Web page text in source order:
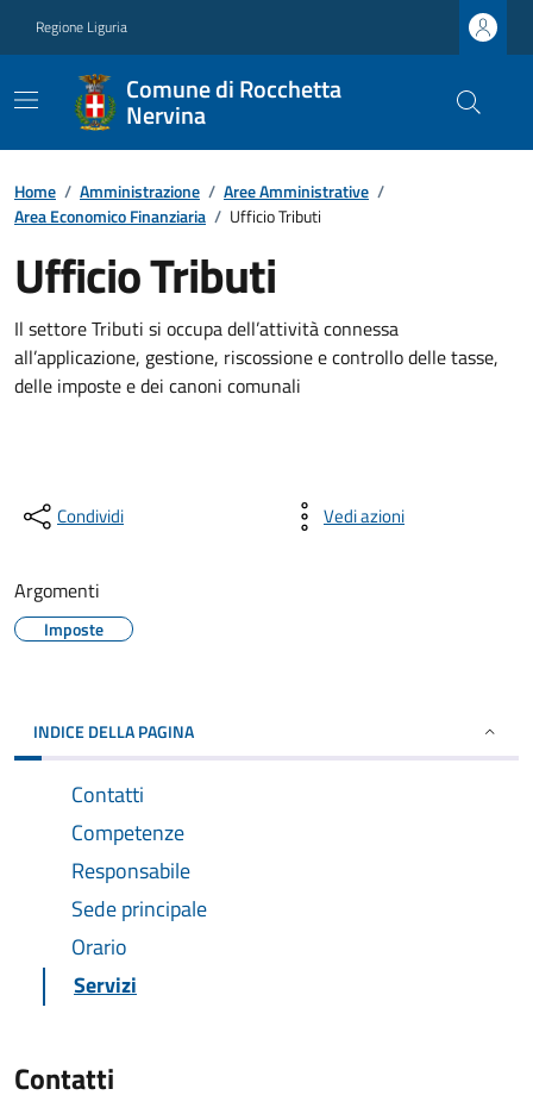
Regione Liguria
Comune di Rocchetta
Nervina
Home / Amministrazione / Aree Amministrative /
Area Economico Finanziaria / Ufficio Tributi
Ufficio Tributi
Il settore Tributi si occupa dell’attività connessa
all’applicazione, gestione, riscossione e controllo delle tasse,
delle imposte e dei canoni comunali
Condividi Vedi azioni
Argomenti
Imposte
INDICE DELLA PAGINA
Contatti
Competenze
Responsabile
Sede principale
Orario
Servizi
Contatti